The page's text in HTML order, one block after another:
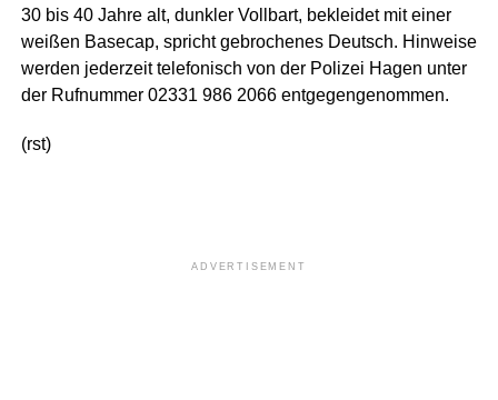
30 bis 40 Jahre alt, dunkler Vollbart, bekleidet mit einer
weißen Basecap, spricht gebrochenes Deutsch. Hinweise
werden jederzeit telefonisch von der Polizei Hagen unter
der Rufnummer 02331 986 2066 entgegengenommen.
(rst)
ADVERTISEMENT